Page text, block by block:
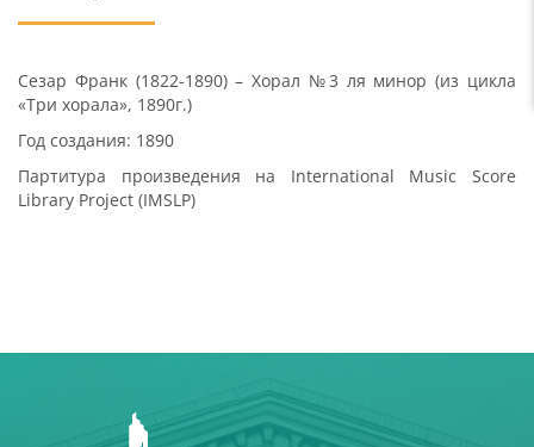
Сезар Франк (1822-1890) – Хорал №3 ля минор (из цикла
«Три хорала», 1890г.)
Год создания: 1890
Партитура произведения на International Music Score
Library Project (IMSLP)